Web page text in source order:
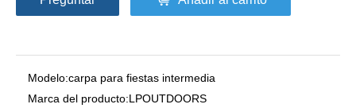
Modelo:carpa para fiestas intermedia
Marca del producto:LPOUTDOORS